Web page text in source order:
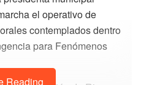
el operativo de
contemplados dentro
para Fenómenos
Reading